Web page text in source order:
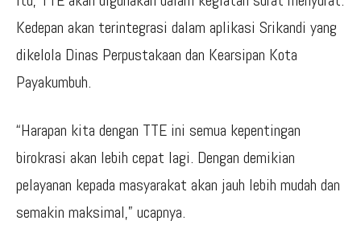
Kedepan akan terintegrasi dalam aplikasi Srikandi yang
dikelola Dinas Perpustakaan dan Kearsipan Kota
Payakumbuh.
“Harapan kita dengan TTE ini semua kepentingan
birokrasi akan lebih cepat lagi. Dengan demikian
pelayanan kepada masyarakat akan jauh lebih mudah dan
semakin maksimal,” ucapnya.